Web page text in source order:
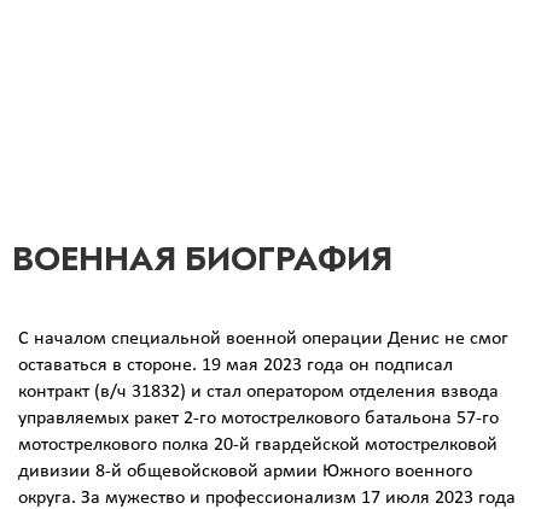
ВОЕННАЯ БИОГРАФИЯ
С началом специальной военной операции Денис не смог
оставаться в стороне. 19 мая 2023 года он подписал
контракт (в/ч 31832) и стал оператором отделения взвода
управляемых ракет 2-го мотострелкового батальона 57-го
мотострелкового полка 20-й гвардейской мотострелковой
дивизии 8-й общевойсковой армии Южного военного
округа. За мужество и профессионализм 17 июля 2023 года